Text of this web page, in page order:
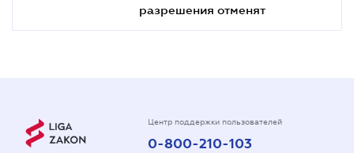
разрешения отменят
Центр поддержки пользователей
0-800-210-103